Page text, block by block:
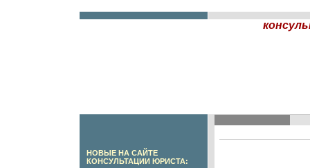
НОВЫЕ НА САЙТЕ
КОНСУЛЬТАЦИИ ЮРИСТА: